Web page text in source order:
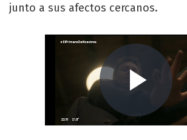
junto a sus afectos cercanos.